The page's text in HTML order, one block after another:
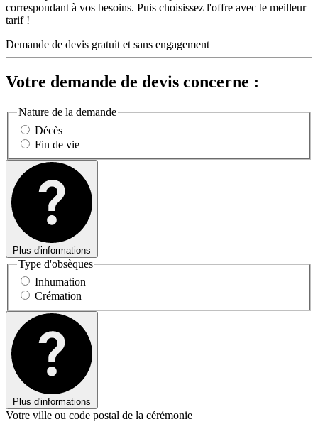
correspondant à vos besoins. Puis choisissez l'offre avec le meilleur
tarif !
Demande de devis gratuit et sans engagement
Votre demande de devis concerne :
Nature de la demande
Décès
Fin de vie
Plus d'informations
Type d'obsèques
Inhumation
Crémation
Plus d'informations
Votre ville ou code postal de la cérémonie